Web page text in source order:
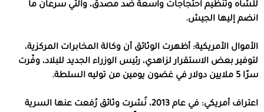
للشاه وتنظيم احتجاجات واسعة ضد مصدق، والتي سرعان ما
انضم إليها الجيش.
الأموال الأمريكية: أظهرت الوثائق أن وكالة المخابرات المركزية،
لتوفير بعض الاستقرار لزاهدي، رئيس الوزراء الجديد للبلاد، وفّرت
سرًا 5 ملايين دولار في غضون يومين من توليه السلطة.
اعتراف أمريكي: في عام 2013، نُشرت وثائق رُفعت عنها السرية